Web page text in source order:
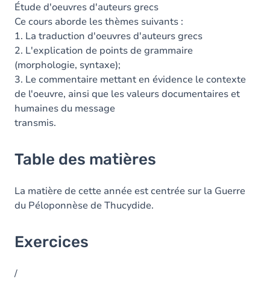
Étude d'oeuvres d'auteurs grecs
Ce cours aborde les thèmes suivants :
1. La traduction d'oeuvres d'auteurs grecs
2. L'explication de points de grammaire
(morphologie, syntaxe);
3. Le commentaire mettant en évidence le contexte
de l'oeuvre, ainsi que les valeurs documentaires et
humaines du message
transmis.
Table des matières
La matière de cette année est centrée sur la Guerre
du Péloponnèse de Thucydide.
Exercices
/